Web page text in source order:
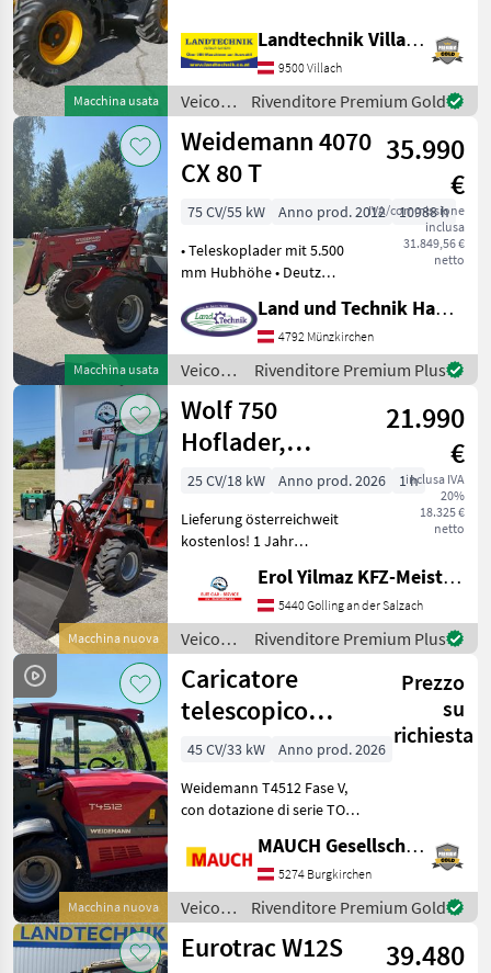
Macchina usata
motore da 131 PS, cambio
Powershift, velocità
massima 40 km/h,
pneumatici: 460/70R24
Michelin,
Landtechnik Villach GmbH
9500 Villach
Veicoli
agricoli
a
motore
/ JCB
Rivenditore Premium Gold
Macchina usata
Weidemann 4070
CX 80 T
35.990
€
IVA/commissione
inclusa
31.849,56 €
netto
75 CV/55 kW Anno prod. 2012
10988 h
• Teleskoplader mit 5.500
mm Hubhöhe • Deutz
hydrostatischer Antrieb •
Kabine mit Heizung &
Lüftung • Grammer
Komfortsitz • Arbei
Land und Technik HandelsgesmbH
4792 Münzkirchen
Veicoli
agricoli
a
motore
/
Weidemann
Rivenditore Premium Plus
Macchina nuova
Wolf 750
Hoflader,
Kabine,
Garantie,
Perkins, Radlade
21.990
€
inclusa IVA
20%
18.325 €
netto
25 CV/18 kW Anno prod. 2026
1 h
Lieferung österreichweit
kostenlos! 1 Jahr
Zusatzgarantie bis zu 4j.
möglich. Gerät ist sofort
verfügbar. Wir verkaufen
einen neuen, top ausgest
Erol Yilmaz KFZ-Meisterbetrieb
5440 Golling an der Salzach
Veicoli
agricoli
a
motore
/ Wolf
Rivenditore Premium Plus
Macchina nuova
Caricatore
telescopico
Weidemann
T4512
Prezzo
su
richiesta
45 CV/33 kW
Anno prod. 2026
Weidemann T4512 Fase V,
con dotazione di serie TOP,
unico nel suo genere ->
trasporto con rimorchio per
auto, gamma di optional
più ampia - non
MAUCH Gesellschaft m.b.H. & Co.KG
5274 Burgkirchen
Veicoli
agricoli
a
Rivenditore Premium Gold
Eurotrac W12S
39.480